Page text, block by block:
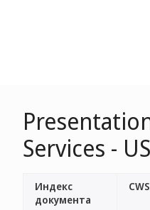
Services -
Индекс
документа